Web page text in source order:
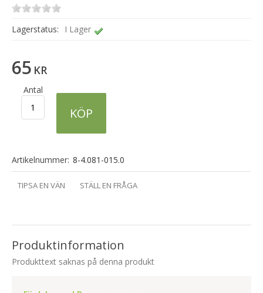
Lagerstatus: I Lager
65 KR
Antal
KÖP
Artikelnummer: 8-4.081-015.0
TIPSA EN VÄN STÄLL EN FRÅGA
Produktinformation
Produkttext saknas på denna produkt